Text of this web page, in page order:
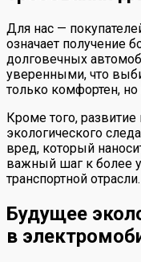
Для нас —
означает получение
долговечных
уверенными, что
только комфортен, но
Кроме того,
экологического
вред, который
важный шаг к более
транспортной отрасли.
Будущее
в